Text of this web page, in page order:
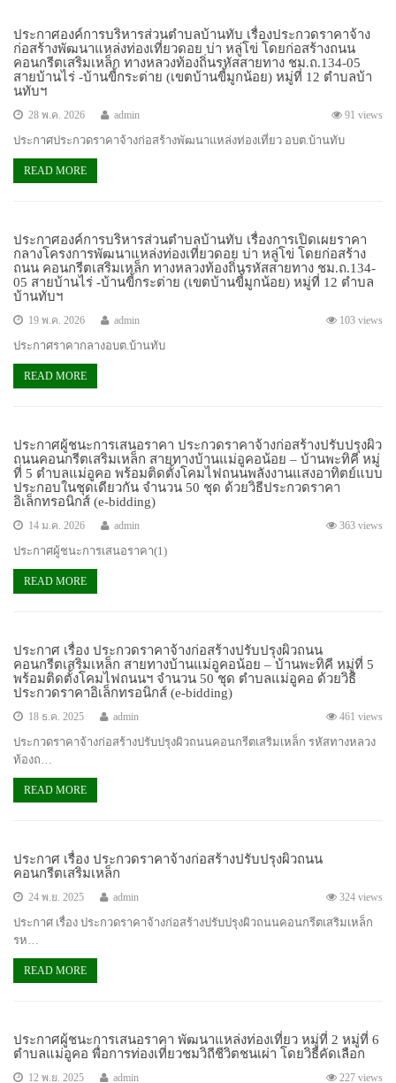
ประกาศองค์การบริหารส่วนตำบลบ้านทับ เรื่องประกวดราคาจ้าง
ก่อสร้างพัฒนาแหล่งท่องเที่ยวดอย บ่า หลู่โข่ โดยก่อสร้างถนน
คอนกรีตเสริมเหล็ก ทางหลวงท้องถิ่นรหัสสายทาง ชม.ถ.134-05
สายบ้านไร่ -บ้านขี้กระต่าย (เขตบ้านขี้มูกน้อย) หมู่ที่ 12 ตำบลบ้า
นทับฯ
28 พ.ค. 2026 91 views
admin
ประกาศประกวดราคาจ้างก่อสร้างพัฒนาแหล่งท่องเที่ยว อบต.บ้านทับ
READ MORE
ประกาศองค์การบริหารส่วนตำบลบ้านทับ เรื่องการเปิดเผยราคา
กลางโครงการพัฒนาแหล่งท่องเที่ยวดอย บ่า หลู่โข่ โดยก่อสร้าง
ถนน คอนกรีตเสริมเหล็ก ทางหลวงท้องถิ่นรหัสสายทาง ชม.ถ.134-
05 สายบ้านไร่ -บ้านขี้กระต่าย (เขตบ้านขี้มูกน้อย) หมู่ที่ 12 ตำบล
บ้านทับฯ
19 พ.ค. 2026 103 views
admin
ประกาศราคากลางอบต.บ้านทับ
READ MORE
ประกาศผู้ชนะการเสนอราคา ประกวดราคาจ้างก่อสร้างปรับปรุงผิว
ถนนคอนกรีตเสริมเหล็ก สายทางบ้านแม่อูคอน้อย – บ้านพะทิคี หมู่
ที่ 5 ตำบลแม่อูคอ พร้อมติดตั้งโคมไฟถนนพลังงานแสงอาทิตย์แบบ
ประกอบในชุดเดียวกัน จำนวน 50 ชุด ด้วยวิธีประกวดราคา
อิเล็กทรอนิกส์ (e-bidding)
14 ม.ค. 2026 363 views
admin
ประกาศผู้ชนะการเสนอราคา(1)
READ MORE
ประกาศ เรื่อง ประกวดราคาจ้างก่อสร้างปรับปรุงผิวถนน
คอนกรีตเสริมเหล็ก สายทางบ้านแม่อูคอน้อย – บ้านพะทิคี หมู่ที่ 5
พร้อมติดตั้งโคมไฟถนนฯ จำนวน 50 ชุด ตำบลแม่อูคอ ด้วยวิธี
ประกวดราคาอิเล็กทรอนิกส์ (e-bidding)
18 ธ.ค. 2025 461 views
admin
ประกวดราคาจ้างก่อสร้างปรับปรุงผิวถนนคอนกรีตเสริมเหล็ก รหัสทางหลวง
ท้องถ…
READ MORE
ประกาศ เรื่อง ประกวดราคาจ้างก่อสร้างปรับปรุงผิวถนน
คอนกรีตเสริมเหล็ก
24 พ.ย. 2025 324 views
admin
ประกาศ เรื่อง ประกวดราคาจ้างก่อสร้างปรับปรุงผิวถนนคอนกรีตเสริมเหล็ก
รห…
READ MORE
ประกาศผู้ชนะการเสนอราคา พัฒนาแหล่งท่องเที่ยว หมู่ที่ 2 หมู่ที่ 6
ตำบลแม่อูคอ พื่อการท่องเที่ยวชมวิถีชีวิตชนเผ่า โดยวิธีคัดเลือก
12 พ.ย. 2025 227 views
admin